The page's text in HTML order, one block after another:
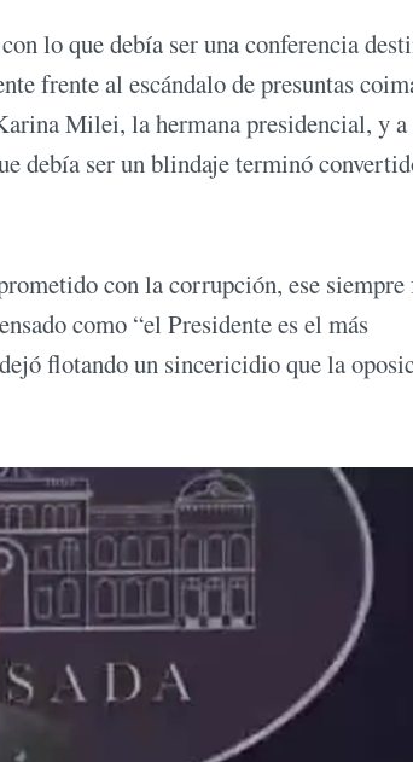
lo que debía ser una conferencia
frente al escándalo de presuntas
Milei, la hermana presidencial, y a
debía ser un blindaje terminó
con la corrupción, ese siempre
como “el Presidente es el más
flotando un sincericidio que la